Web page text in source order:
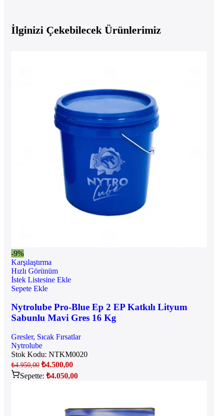
İlginizi Çekebilecek Ürünlerimiz
-9%
Karşılaştırma
Hızlı Görünüm
İstek Listesine Ekle
Sepete Ekle
Nytrolube Pro-Blue Ep 2 EP Katkılı Lityum
Sabunlu Mavi Gres 16 Kg
Gresler, Sıcak Fırsatlar
Nytrolube
Stok Kodu: NTKM0020
₺4.950,00 ₺4.500,00
Sepette: ₺4.050,00